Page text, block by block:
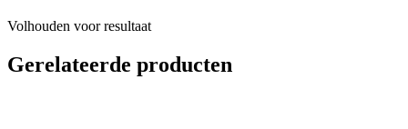
Volhouden voor resultaat
Gerelateerde producten